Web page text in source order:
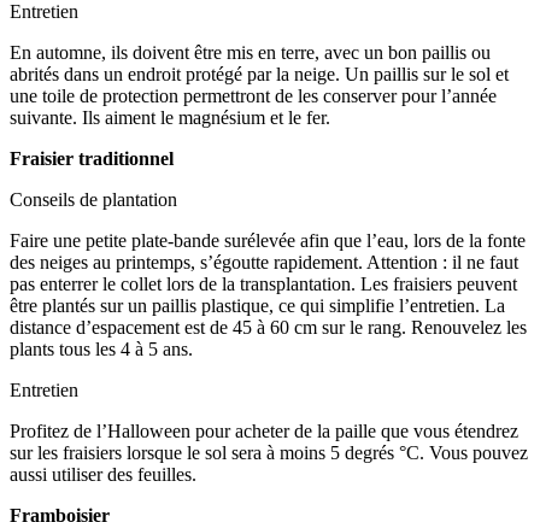
Entretien
En automne, ils doivent être mis en terre, avec un bon paillis ou
abrités dans un endroit protégé par la neige. Un paillis sur le sol et
une toile de protection permettront de les conserver pour l’année
suivante. Ils aiment le magnésium et le fer.
Fraisier traditionnel
Conseils de plantation
Faire une petite plate-bande surélevée afin que l’eau, lors de la fonte
des neiges au printemps, s’égoutte rapidement. Attention : il ne faut
pas enterrer le collet lors de la transplantation. Les fraisiers peuvent
être plantés sur un paillis plastique, ce qui simplifie l’entretien. La
distance d’espacement est de 45 à 60 cm sur le rang. Renouvelez les
plants tous les 4 à 5 ans.
Entretien
Profitez de l’Halloween pour acheter de la paille que vous étendrez
sur les fraisiers lorsque le sol sera à moins 5 degrés °C. Vous pouvez
aussi utiliser des feuilles.
Framboisier